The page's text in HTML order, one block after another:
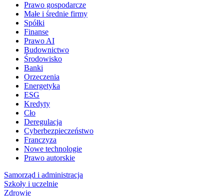
Prawo gospodarcze
Małe i średnie firmy
Spółki
Finanse
Prawo AI
Budownictwo
Środowisko
Banki
Orzeczenia
Energetyka
ESG
Kredyty
Cło
Deregulacja
Cyberbezpieczeństwo
Franczyza
Nowe technologie
Prawo autorskie
Samorząd i administracja
Szkoły i uczelnie
Zdrowie